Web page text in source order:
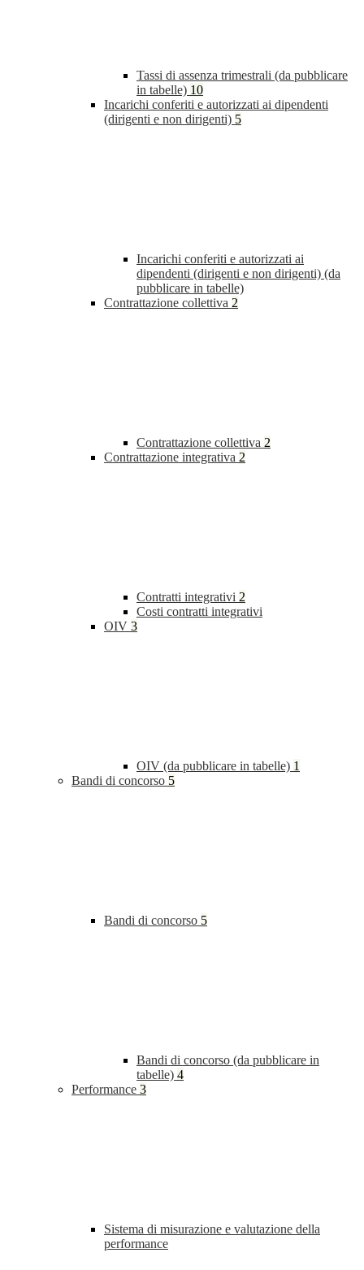
Tassi di assenza trimestrali (da pubblicare
in tabelle) 10
Incarichi conferiti e autorizzati ai dipendenti
(dirigenti e non dirigenti) 5
Incarichi conferiti e autorizzati ai
dipendenti (dirigenti e non dirigenti) (da
pubblicare in tabelle)
Contrattazione collettiva 2
Contrattazione collettiva 2
Contrattazione integrativa 2
Contratti integrativi 2
Costi contratti integrativi
OIV 3
OIV (da pubblicare in tabelle) 1
Bandi di concorso 5
Bandi di concorso 5
Bandi di concorso (da pubblicare in
tabelle) 4
Performance 3
Sistema di misurazione e valutazione della
performance